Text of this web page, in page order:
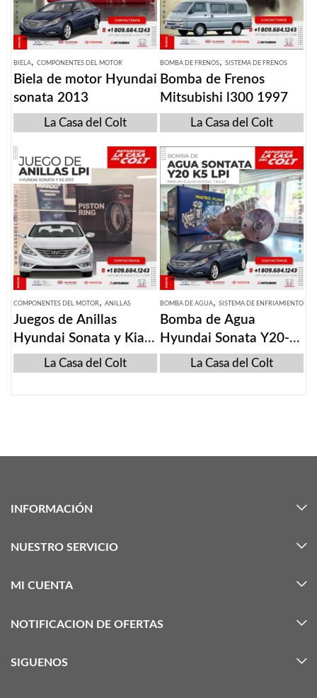
BIELA, COMPONENTES DEL MOTOR
Biela de motor Hyundai
sonata 2013
La Casa del Colt
BOMBA DE FRENOS, SISTEMA DE FRENOS
Bomba de Frenos
Mitsubishi l300 1997
La Casa del Colt
COMPONENTES DEL MOTOR, ANILLAS
Juegos de Anillas
Hyundai Sonata y Kia
k5 2011-2015
La Casa del Colt
BOMBA DE AGUA, SISTEMA DE ENFRIAMIENTO
Bomba de Agua
Hyundai Sonata Y20-
lPI Kia K5La Casa del Colt
INFORMACIÓN
NUESTRO SERVICIO
MI CUENTA
NOTIFICACION DE OFERTAS
SIGUENOS